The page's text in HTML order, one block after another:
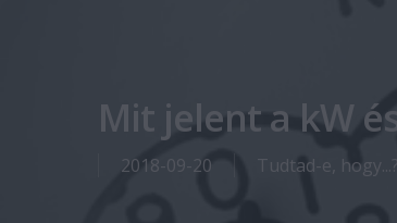
Mit jelent a kW
2018-09-20 Tudtad-e, hogy...?